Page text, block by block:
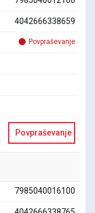
4042666338659
Povpraševanje
Povpraševanje
7985040016100